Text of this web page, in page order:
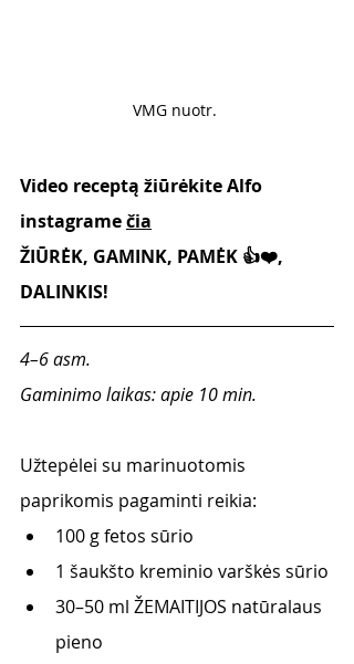
VMG nuotr.
Video receptą žiūrėkite Alfo
instagrame čia
ŽIŪRĖK, GAMINK, PAMĖK 👍❤️,
DALINKIS!
4–6 asm.
Gaminimo laikas: apie 10 min.
Užtepėlei su marinuotomis
paprikomis pagaminti reikia:
100 g fetos sūrio
1 šaukšto kreminio varškės sūrio
30–50 ml ŽEMAITIJOS natūralaus
pieno